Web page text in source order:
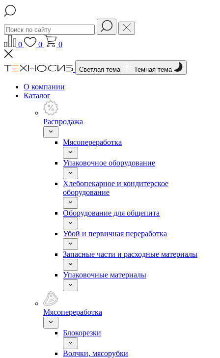
0 0 0
Светлая тема Темная тема
О компании
Каталог
Распродажа
Мясопереработка
Упаковочное оборудование
Хлебопекарное и кондитерское
оборудование
Оборудование для общепита
Убой и первичная переработка
Запасные части и расходные материалы
Упаковочные материалы
Мясопереработка
Блокорезки
Волчки, мясорубки